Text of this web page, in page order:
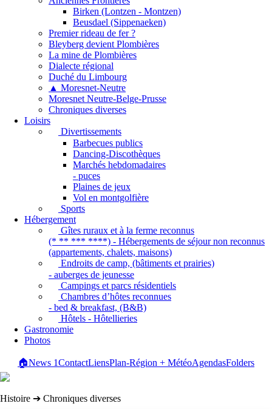
Birken (Lontzen - Montzen)
Beusdael (Sippenaeken)
Premier rideau de fer ?
Bleyberg devient Plombières
La mine de Plombières
Dialecte régional
Duché du Limbourg
▲ Moresnet-Neutre
Moresnet Neutre-Belge-Prusse
Chroniques diverses
Loisirs
Divertissements
Barbecues publics
Dancing-Discothèques
Marchés hebdomadaires
- puces
Plaines de jeux
Vol en montgolfière
Sports
Hébergement
Gîtes ruraux et à la ferme reconnus
(* ** *** ****) - Hébergements de séjour non reconnus
(appartements, chalets, maisons)
Endroits de camp, (bâtiments et prairies)
- auberges de jeunesse
Campings et parcs résidentiels
Chambres d’hôtes reconnues
- bed & breakfast, (B&B)
Hôtels - Hôtellieries
Gastronomie
Photos
🏠News 1ContactLiensPlan-Région + MétéoAgendasFolders
Histoire ➔ Chroniques diverses